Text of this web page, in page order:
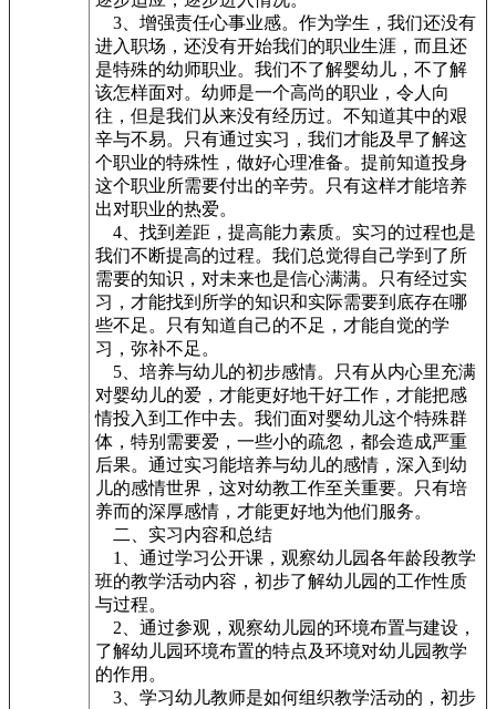
3、增强责任心事业感。作为学生，我们还没有
进入职场，还没有开始我们的职业生涯，而且还
是特殊的幼师职业。我们不了解婴幼儿，不了解
该怎样面对。幼师是一个高尚的职业，令人向
往，但是我们从来没有经历过。不知道其中的艰
辛与不易。只有通过实习，我们才能及早了解这
个职业的特殊性，做好心理准备。提前知道投身
这个职业所需要付出的辛劳。只有这样才能培养
出对职业的热爱。
4、找到差距，提高能力素质。实习的过程也是
我们不断提高的过程。我们总觉得自己学到了所
需要的知识，对未来也是信心满满。只有经过实
习，才能找到所学的知识和实际需要到底存在哪
些不足。只有知道自己的不足，才能自觉的学
习，弥补不足。
5、培养与幼儿的初步感情。只有从内心里充满
对婴幼儿的爱，才能更好地干好工作，才能把感
情投入到工作中去。我们面对婴幼儿这个特殊群
体，特别需要爱，一些小的疏忽，都会造成严重
后果。通过实习能培养与幼儿的感情，深入到幼
儿的感情世界，这对幼教工作至关重要。只有培
养而的深厚感情，才能更好地为他们服务。
二、实习内容和总结
1、通过学习公开课，观察幼儿园各年龄段教学
班的教学活动内容，初步了解幼儿园的工作性质
与过程。
2、通过参观，观察幼儿园的环境布置与建设，
了解幼儿园环境布置的特点及环境对幼儿园教学
的作用。
3、学习幼儿教师是如何组织教学活动的，初步